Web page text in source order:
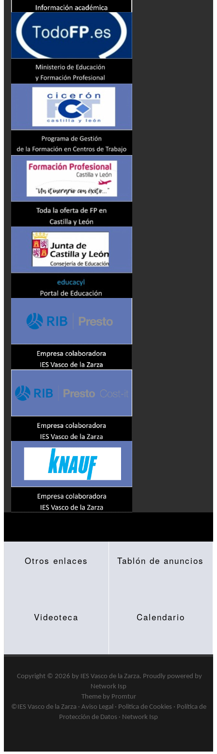
Otros enlaces Tablón de anuncios
Videoteca Calendario
Copyright © 2026 by IES Vasco de la Zarza. Proudly powered by
Network Isp
Theme by Promtur
©IES Vasco de la Zarza · Aviso Legal· Politica de Cookies · Política de
Protección de Datos · Network Isp